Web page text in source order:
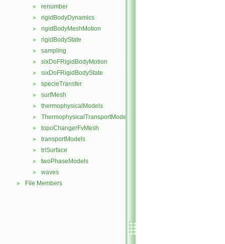
► renumber
► rigidBodyDynamics
► rigidBodyMeshMotion
► rigidBodyState
► sampling
► sixDoFRigidBodyMotion
► sixDoFRigidBodyState
► specieTransfer
► surfMesh
► thermophysicalModels
► ThermophysicalTransportModels
► topoChangerFvMesh
► transportModels
► triSurface
► twoPhaseModels
► waves
► File Members